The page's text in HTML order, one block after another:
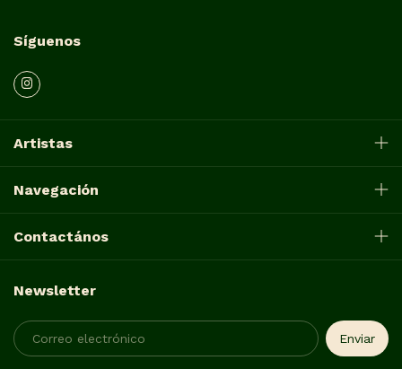
Síguenos
Artistas
Navegación
Contactános
Newsletter